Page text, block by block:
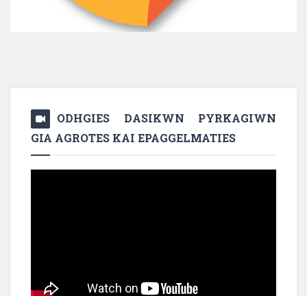
ODHGIES DASIKWN PYRKAGIWN
GIA AGROTES KAI EPAGGELMATIES